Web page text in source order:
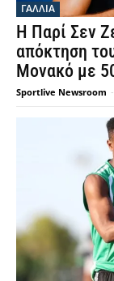
ΓΑΛΛΙΑ
Η Παρί Σεν
απόκτηση
Μονακό με
Sportlive Newsroom -